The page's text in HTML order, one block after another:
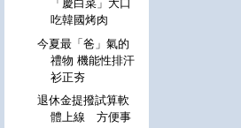
「慶白菜」大口
吃韓國烤肉
今夏最「爸」氣的
禮物 機能性排汗
衫正夯
退休金提撥試算軟
體上線 方便事